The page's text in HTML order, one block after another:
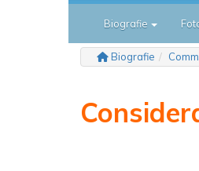
Biografie
Biografie